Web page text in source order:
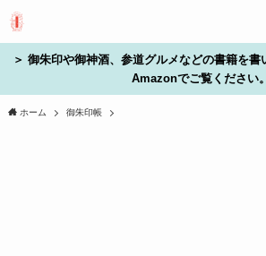
＞ 御朱印や御神酒、参道グルメなどの書籍を書
Amazonでご覧ください。
ホーム 御朱印帳